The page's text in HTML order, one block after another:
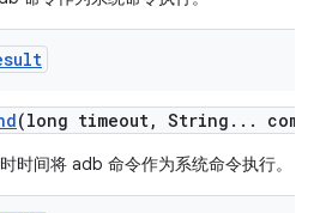
(long timeout, String . . .
时间将 adb 命令作为系统命令执行。